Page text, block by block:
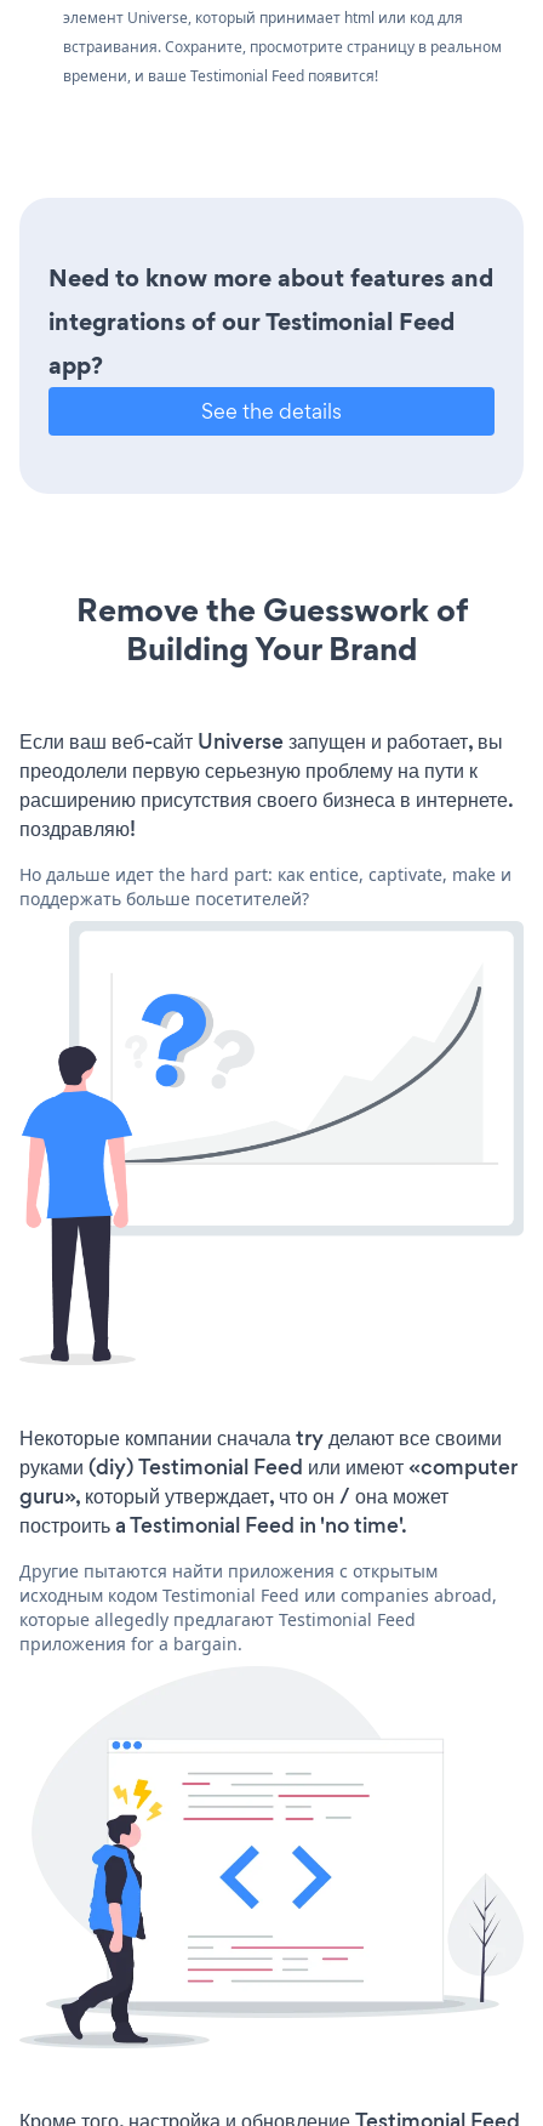
элемент Universe, который принимает html или код для
встраивания. Сохраните, просмотрите страницу в реальном
времени, и ваше Testimonial Feed появится!
Need to know more about features and
integrations of our Testimonial Feed
app?
See the details
Remove the Guesswork of
Building Your Brand
Если ваш веб-сайт Universe запущен и работает, вы
преодолели первую серьезную проблему на пути к
расширению присутствия своего бизнеса в интернете.
поздравляю!
Но дальше идет the hard part: как entice, captivate, make и
поддержать больше посетителей?
Некоторые компании сначала try делают все своими
руками (diy) Testimonial Feed или имеют «computer
guru», который утверждает, что он / она может
построить a Testimonial Feed in 'no time'.
Другие пытаются найти приложения с открытым
исходным кодом Testimonial Feed или companies abroad,
которые allegedly предлагают Testimonial Feed
приложения for a bargain.